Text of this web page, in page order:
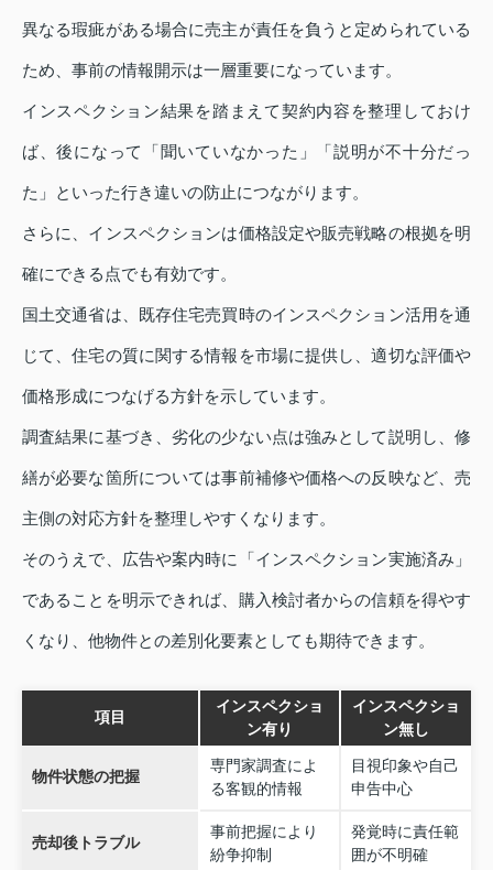
異なる瑕疵がある場合に売主が責任を負うと定められている
ため、事前の情報開示は一層重要になっています。
インスペクション結果を踏まえて契約内容を整理しておけ
ば、後になって「聞いていなかった」「説明が不十分だっ
た」といった行き違いの防止につながります。
さらに、インスペクションは価格設定や販売戦略の根拠を明
確にできる点でも有効です。
国土交通省は、既存住宅売買時のインスペクション活用を通
じて、住宅の質に関する情報を市場に提供し、適切な評価や
価格形成につなげる方針を示しています。
調査結果に基づき、劣化の少ない点は強みとして説明し、修
繕が必要な箇所については事前補修や価格への反映など、売
主側の対応方針を整理しやすくなります。
そのうえで、広告や案内時に「インスペクション実施済み」
であることを明示できれば、購入検討者からの信頼を得やす
くなり、他物件との差別化要素としても期待できます。
項目
インスペクショ
ン有り
インスペクショ
ン無し
物件状態の把握
専門家調査によ
る客観的情報
目視印象や自己
申告中心
売却後トラブル
事前把握により
紛争抑制
発覚時に責任範
囲が不明確